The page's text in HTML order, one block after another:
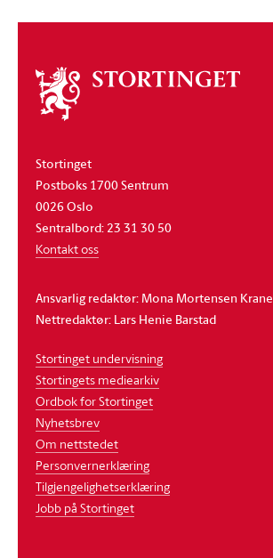
Om
stortinget
Stortinget
Postboks 1700 Sentrum
0026 Oslo
Sentralbord: 23 31 30 50
Kontakt oss
Ansvarlig redaktør: Mona Mortensen Krane
Nettredaktør: Lars Henie Barstad
Stortinget undervisning
Stortingets mediearkiv
Ordbok for Stortinget
Nyhetsbrev
Om nettstedet
Personvernerklæring
Tilgjengelighetserklæring
Jobb på Stortinget